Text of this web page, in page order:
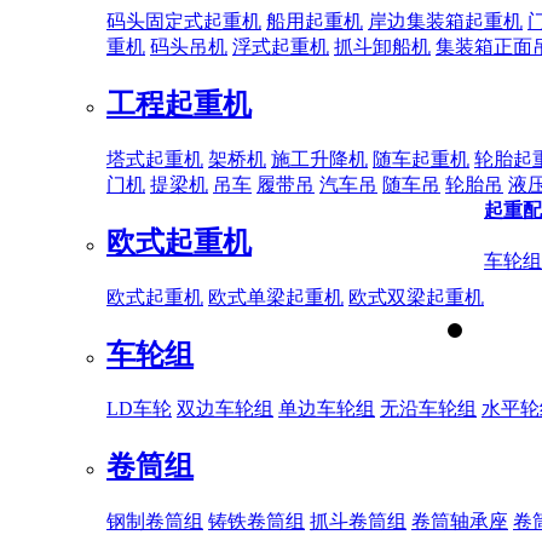
码头固定式起重机 船用起重机 岸边集装箱起重机
重机 码头吊机 浮式起重机 抓斗卸船机 集装箱正面
工程起重机
塔式起重机 架桥机 施工升降机 随车起重机 轮胎起
门机 提梁机 吊车 履带吊 汽车吊 随车吊 轮胎吊 液
欧式起重机
欧式起重机 欧式单梁起重机 欧式双梁起重机
起重
车轮组
车轮组
LD车轮 双边车轮组 单边车轮组 无沿车轮组 水平
卷筒组
钢制卷筒组 铸铁卷筒组 抓斗卷筒组 卷筒轴承座 卷